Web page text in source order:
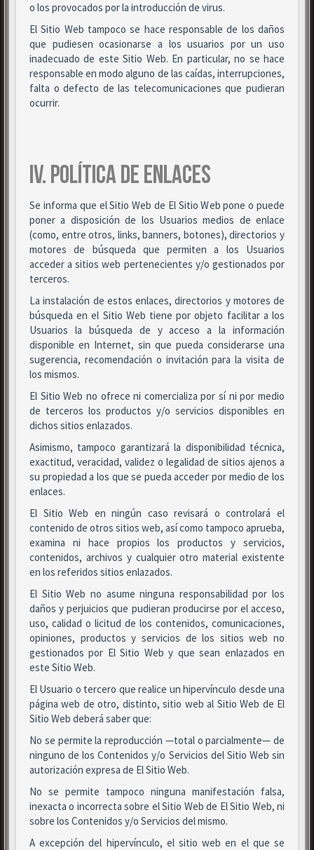
o los provocados por la introducción de virus.
El Sitio Web tampoco se hace responsable de los daños
que pudiesen ocasionarse a los usuarios por un uso
inadecuado de este Sitio Web. En particular, no se hace
responsable en modo alguno de las caídas, interrupciones,
falta o defecto de las telecomunicaciones que pudieran
ocurrir.
IV. POLÍTICA DE ENLACES
Se informa que el Sitio Web de El Sitio Web pone o puede
poner a disposición de los Usuarios medios de enlace
(como, entre otros, links, banners, botones), directorios y
motores de búsqueda que permiten a los Usuarios
acceder a sitios web pertenecientes y/o gestionados por
terceros.
La instalación de estos enlaces, directorios y motores de
búsqueda en el Sitio Web tiene por objeto facilitar a los
Usuarios la búsqueda de y acceso a la información
disponible en Internet, sin que pueda considerarse una
sugerencia, recomendación o invitación para la visita de
los mismos.
El Sitio Web no ofrece ni comercializa por sí ni por medio
de terceros los productos y/o servicios disponibles en
dichos sitios enlazados.
Asimismo, tampoco garantizará la disponibilidad técnica,
exactitud, veracidad, validez o legalidad de sitios ajenos a
su propiedad a los que se pueda acceder por medio de los
enlaces.
El Sitio Web en ningún caso revisará o controlará el
contenido de otros sitios web, así como tampoco aprueba,
examina ni hace propios los productos y servicios,
contenidos, archivos y cualquier otro material existente
en los referidos sitios enlazados.
El Sitio Web no asume ninguna responsabilidad por los
daños y perjuicios que pudieran producirse por el acceso,
uso, calidad o licitud de los contenidos, comunicaciones,
opiniones, productos y servicios de los sitios web no
gestionados por El Sitio Web y que sean enlazados en
este Sitio Web.
El Usuario o tercero que realice un hipervínculo desde una
página web de otro, distinto, sitio web al Sitio Web de El
Sitio Web deberá saber que:
No se permite la reproducción —total o parcialmente— de
ninguno de los Contenidos y/o Servicios del Sitio Web sin
autorización expresa de El Sitio Web.
No se permite tampoco ninguna manifestación falsa,
inexacta o incorrecta sobre el Sitio Web de El Sitio Web, ni
sobre los Contenidos y/o Servicios del mismo.
A excepción del hipervínculo, el sitio web en el que se